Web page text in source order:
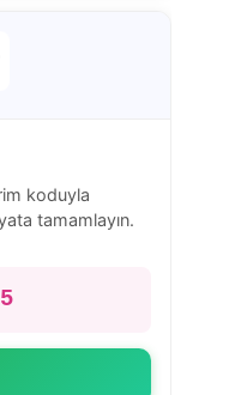
koduyla
tamamlayın.